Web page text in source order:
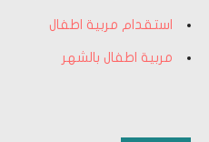
استقدام مربية اطفال
مربية اطفال بالشهر